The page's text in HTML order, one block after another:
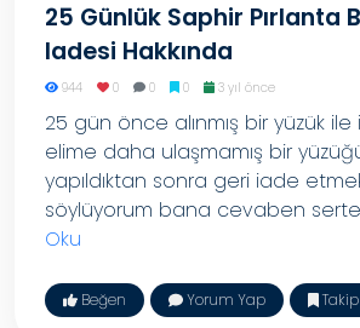
25 Günlük Saphir Pırlanta
Iadesi Hakkında
944 0 0 0 3 yıl önce
25 gün önce alınmış bir yüzük ile
elime daha ulaşmamış bir
yapıldıktan sonra geri iade
söylüyorum bana cevaben
Oku
Beğen Yorum Yap